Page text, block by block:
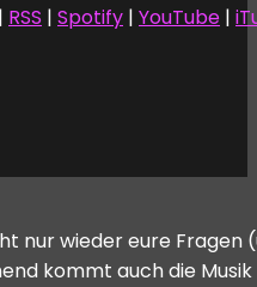
| RSS | Spotify | YouTube |
nur wieder eure
kommt auch die